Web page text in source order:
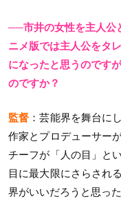
──市井の女性を主人公
ニメ版では主人公をタ
になったと思うのです
のですか？
監督 ：芸能界を舞台に
作家とプロデューサー
チーフが「人の目」と
目に最大限にさらされ
界がいいだろうと思った